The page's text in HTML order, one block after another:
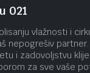
021
vlažnosti i
nepogrešiv partner.
i zadovoljstvu
za sve vaše